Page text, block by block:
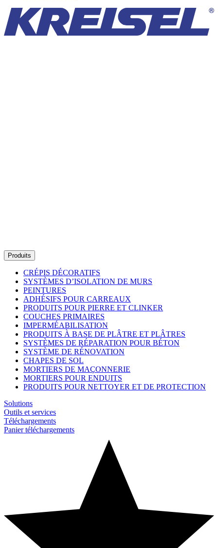
Produits
CRÉPIS DÉCORATIFS
SYSTÈMES D’ISOLATION DE MURS
PEINTURES
ADHÉSIFS POUR CARREAUX
PRODUITS POUR PIERRE ET CLINKER
COUCHES PRIMAIRES
IMPERMÉABILISATION
PRODUITS À BASE DE PLÂTRE ET PLÂTRES
SYSTÈMES DE RÉPARATION POUR BÉTON
SYSTÈME DE RÉNOVATION
CHAPES DE SOL
MORTIERS DE MAÇONNERIE
MORTIERS POUR ENDUITS
PRODUITS POUR NETTOYER ET DE PROTECTION
Solutions
Outils et services
Téléchargements
Panier téléchargements